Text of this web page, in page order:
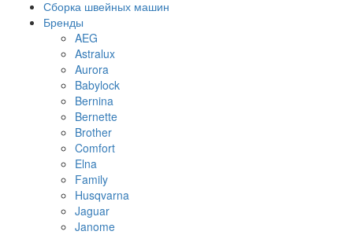
Сборка швейных машин
Бренды
AEG
Astralux
Aurora
Babylock
Bernina
Bernette
Brother
Comfort
Elna
Family
Husqvarna
Jaguar
Janome